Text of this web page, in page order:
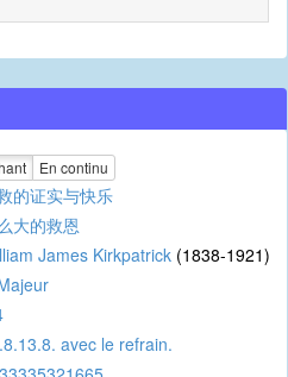
En continu
的证实与快乐
大的救恩
James Kirkpatrick (1838-1921)
avec le refrain.